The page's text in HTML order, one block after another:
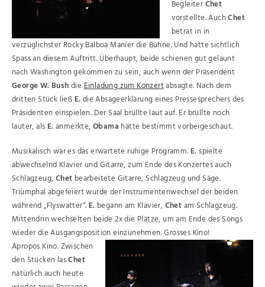
BegleiterChet
vorstellte. AuchChet
betrat in in
verzüglichster Rocky Balboa Manier die Bühne. Und hatte sichtlich
Spass an diesem Auftritt. Überhaupt, beide schienen gut gelaunt
nach Washington gekommen zu sein, auch wenn der Präsendent
George W. BushdieEinladung zum Konzertabsagte. Nach dem
dritten Stück ließ E.die Absageerklärung eines Pressesprechers des
Präsidenten einspielen. Der Saal brüllte laut auf. Er brüllte noch
lauter, als E.anmerkte,Obama hätte bestimmt vorbeigeschaut.
Musikalisch war es das erwartete ruhige Programm. E.spielte
abwechselnd Klavier und Gitarre, zum Ende des Konzertes auch
Schlagzeug,Chet bearbeitete Gitarre, Schlagzeug und Säge.
Triumphal abgefeiert wurde der Instrumentenwechsel der beiden
während „Flyswatter“. E. begann am Klavier,Chetam Schlagzeug.
Mittendrin wechselten beide 2x die Plätze, um am Ende des Songs
wieder die Ausgangsposition einzunehmen. Grosses Kino!
Apropos Kino. Zwischen
den Stücken lasChet
natürlich auch heute